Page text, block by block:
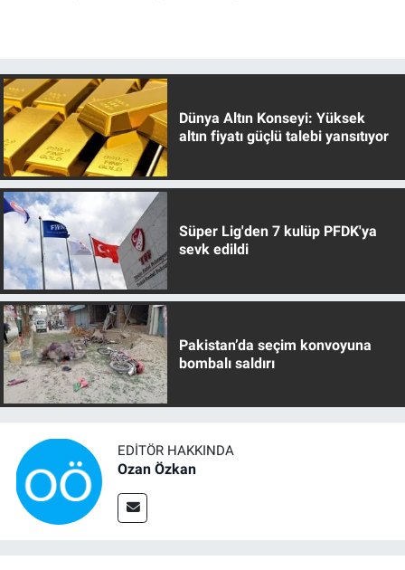
Dünya Altın Konseyi: Yüksek
altın fiyatı güçlü talebi yansıtıyor
Süper Lig'den 7 kulüp PFDK'ya
sevk edildi
Pakistan’da seçim konvoyuna
bombalı saldırı
EDITÖR HAKKINDA
Ozan Özkan